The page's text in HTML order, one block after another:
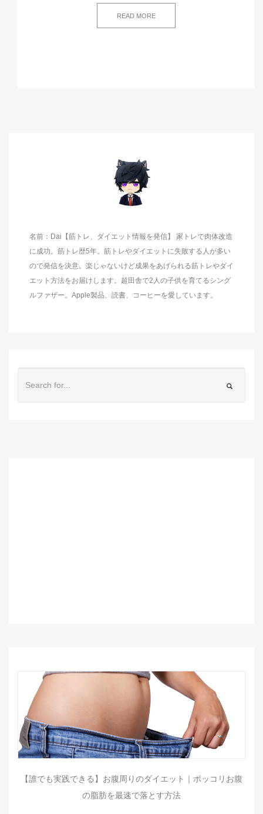
READ MORE
名前：Dai【筋トレ、ダイエット情報を発信】 家トレで肉体改造
に成功。筋トレ歴5年。筋トレやダイエットに失敗する人が多い
ので発信を決意。楽じゃないけど成果をあげられる筋トレやダイ
エット方法をお届けします。超田舎で2人の子供を育てるシング
ルファザー。Apple製品、読書、コーヒーを愛しています。
【誰でも実践できる】お腹周りのダイエット｜ポッコリお腹
の脂肪を最速で落とす方法